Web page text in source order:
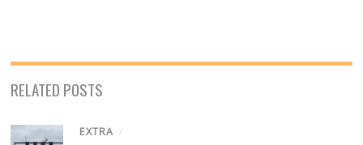
RELATED POSTS
EXTRA /